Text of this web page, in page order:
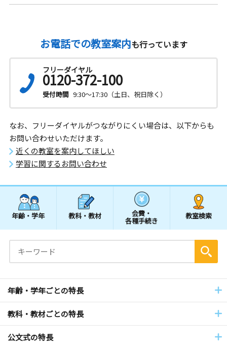
お電話での教室案内も行っています
フリーダイヤル
0120-372-100
受付時間 9:30～17:30（土日、祝日除く）
なお、フリーダイヤルがつながりにくい場合は、以下からも
お問い合わせいただけます。
近くの教室を案内してほしい
学習に関するお問い合わせ
年齢・学年 教科・教材 会費・
各種手続き
教室検索
年齢・学年ごとの特長
教科・教材ごとの特長
公文式の特長